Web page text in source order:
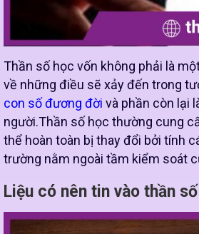
Thần số học vốn không phải là
về những điều sẽ xảy đến trong
con số đương đời và phần còn lại
người.Thần số học thường cung
thể hoàn toàn bị thay đổi bởi tính
trường nằm ngoài tầm kiểm soát
Liệu có nên tin vào thần